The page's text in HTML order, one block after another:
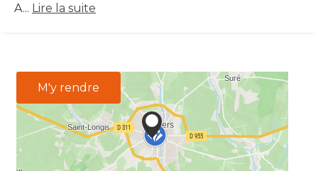
A... Lire la suite
M'y rendre